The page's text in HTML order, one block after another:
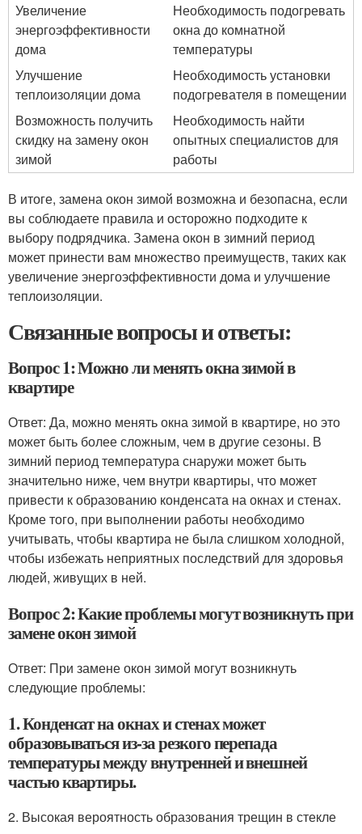
Увеличение
энергоэффективности
дома
Необходимость подогревать
окна до комнатной
температуры
Улучшение
теплоизоляции дома
Необходимость установки
подогревателя в помещении
Возможность получить
скидку на замену окон
зимой
Необходимость найти
опытных специалистов для
работы
В итоге, замена окон зимой возможна и безопасна, если
вы соблюдаете правила и осторожно подходите к
выбору подрядчика. Замена окон в зимний период
может принести вам множество преимуществ, таких как
увеличение энергоэффективности дома и улучшение
теплоизоляции.
Связанные вопросы и ответы:
Вопрос 1: Можно ли менять окна зимой в
квартире
Ответ: Да, можно менять окна зимой в квартире, но это
может быть более сложным, чем в другие сезоны. В
зимний период температура снаружи может быть
значительно ниже, чем внутри квартиры, что может
привести к образованию конденсата на окнах и стенах.
Кроме того, при выполнении работы необходимо
учитывать, чтобы квартира не была слишком холодной,
чтобы избежать неприятных последствий для здоровья
людей, живущих в ней.
Вопрос 2: Какие проблемы могут возникнуть при
замене окон зимой
Ответ: При замене окон зимой могут возникнуть
следующие проблемы:
1. Конденсат на окнах и стенах может
образовываться из-за резкого перепада
температуры между внутренней и внешней
частью квартиры.
2. Высокая вероятность образования трещин в стекле